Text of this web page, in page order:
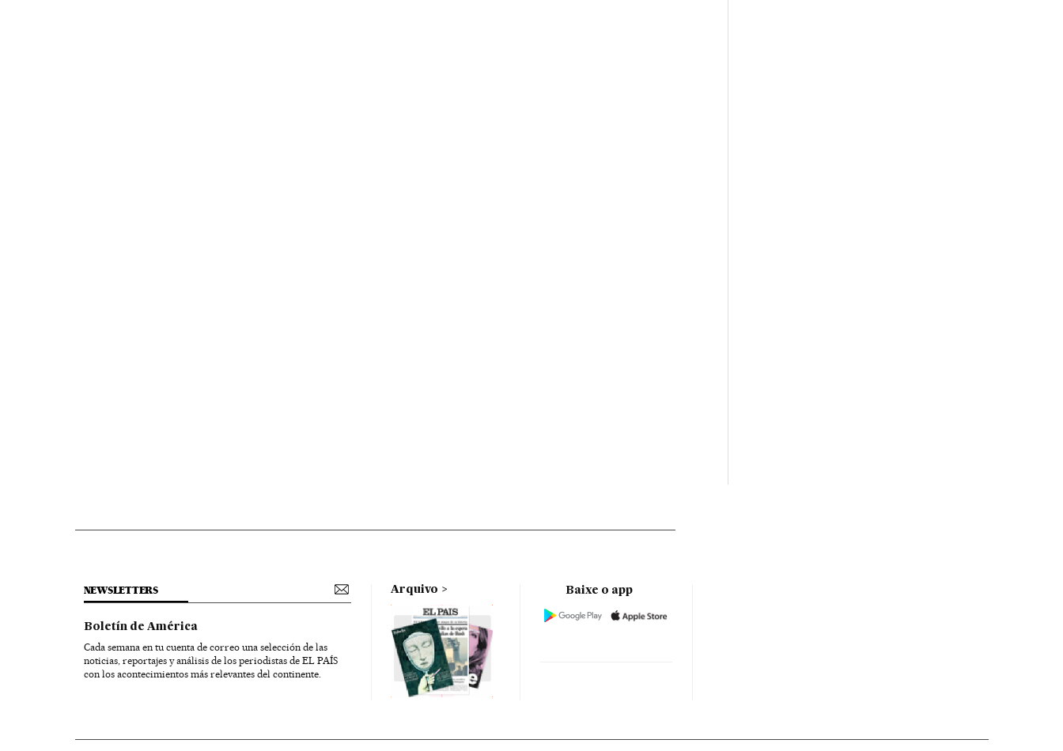
NEWSLETTERS
Boletín de América
Cada semana en tu cuenta de correo una selección de las
noticias, reportajes y análisis de los periodistas de EL PAÍS
con los acontecimientos más relevantes del continente.
Arquivo Baixe o app